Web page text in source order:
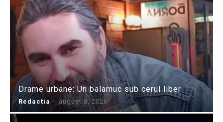
Drame urbane: Un balamuc sub cerul liber
Redactia - august 8, 2026